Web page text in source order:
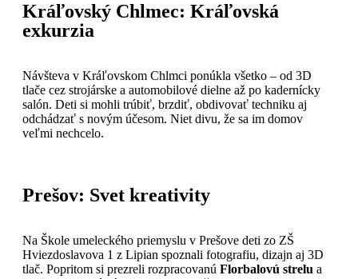
Kráľovský Chlmec: Kráľovská
exkurzia
Návšteva v Kráľovskom Chlmci ponúkla všetko – od 3D
tlače cez strojárske a automobilové dielne až po kadernícky
salón. Deti si mohli trúbiť, brzdiť, obdivovať techniku aj
odchádzať s novým účesom. Niet divu, že sa im domov
veľmi nechcelo.
Prešov: Svet kreativity
Na Škole umeleckého priemyslu v Prešove deti zo ZŠ
Hviezdoslavova 1 z Lipian spoznali fotografiu, dizajn aj 3D
tlač. Popritom si prezreli rozpracovanú Florbalovú strelu a